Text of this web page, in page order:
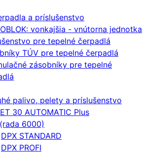
a príslušenstvo
vonkajšia - vnútorna jednotka
pre tepelné čerpadlá
TÚV pre tepelné čerpadlá
zásobníky pre tepelné
palivo, pelety a príslušenstvo
30 AUTOMATIC Plus
6000)
DPX STANDARD
DPX PROFI